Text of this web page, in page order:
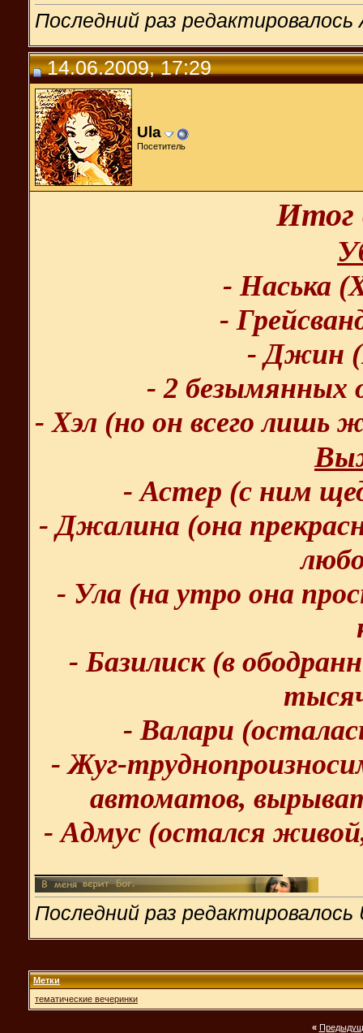
Последний раз
14.06.2009, 17:29
Ula
Посетитель
Итог
- Наська
-
- Джин
- 2 безымянных
- Хэл (но он всего лишь
- Астер (с ним
- Джалина (она
- Ула (на утро она
- Базилиск (в
- Валари
- Жуг-
автоматов,
- Адмус (остался
Последний раз
Метки
тематические вечеринки
«